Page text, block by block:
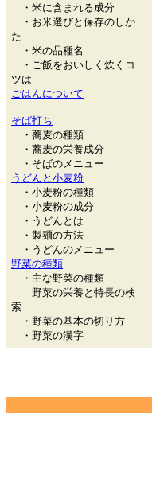
・米に含まれる成分
・お米選びと保存のしか
た
・米の品種名
・ご飯をおいしく炊くコ
ツは
ごはんについて
そば打ち
・蕎麦の種類
・蕎麦の栄養成分
・そばのメニュー
うどんと小麦粉
・小麦粉の種類
・小麦粉の成分
・うどんとは
・製麺の方法
・うどんのメニュー
野菜の種類
・主な野菜の種類
野菜の栄養と特長の検
索
・野菜の基本の切り方
・野菜の漢字